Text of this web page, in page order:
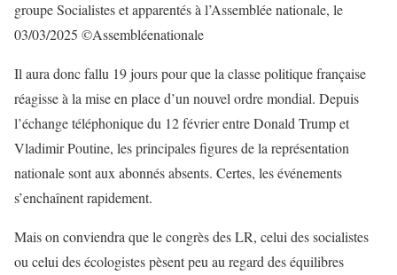
groupe Socialistes et apparentés à l’Assemblée nationale, le
03/03/2025 ©Assembléenationale
Il aura donc fallu 19 jours pour que la classe politique française
réagisse à la mise en place d’un nouvel ordre mondial. Depuis
l’échange téléphonique du 12 février entre Donald Trump et
Vladimir Poutine, les principales figures de la représentation
nationale sont aux abonnés absents. Certes, les événements
s’enchaînent rapidement.
Mais on conviendra que le congrès des LR, celui des socialistes
ou celui des écologistes pèsent peu au regard des équilibres